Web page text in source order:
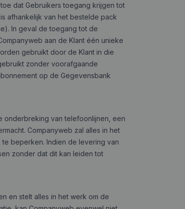
dat Gebruikers toegang krijgen tot
afhankelijk van het bestelde pack
In geval de toegang tot de
aan de Klant één unieke
gebruikt door de Klant in die
zonder voorafgaande
op de Gegevensbank
onderbreking van telefoonlijnen, een
Companyweb zal alles in het
beperken. Indien de levering van
zonder dat dit kan leiden tot
en stelt alles in het werk om de